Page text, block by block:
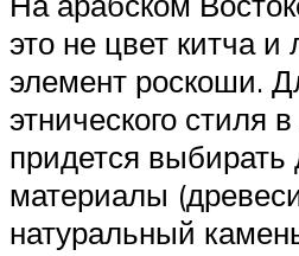
это не цвет китча и
элемент роскоши.
этнического стиля
придется выбирать
материалы
натуральный